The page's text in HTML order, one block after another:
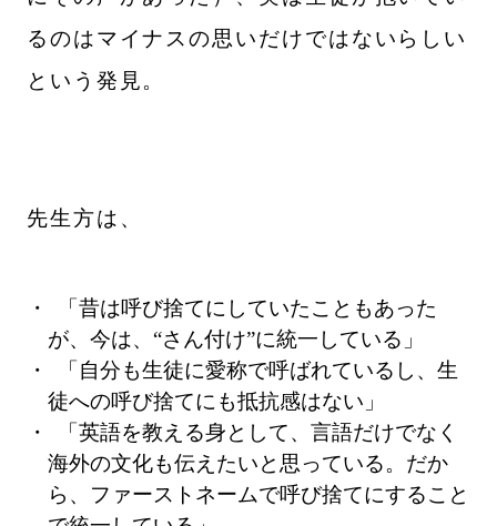
るのはマイナスの思いだけではないらしい
という発見。
先生方は、
「昔は呼び捨てにしていたこともあった
が、今は、“さん付け”に統一している」
「自分も生徒に愛称で呼ばれているし、生
徒への呼び捨てにも抵抗感はない」
「英語を教える身として、言語だけでなく
海外の文化も伝えたいと思っている。だか
ら、ファーストネームで呼び捨てにすること